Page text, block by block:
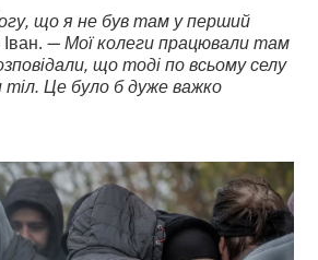
що я не був там у перший
Іван. —Мої колеги працювали там
що тоді по всьому селу
Це було б дуже важко